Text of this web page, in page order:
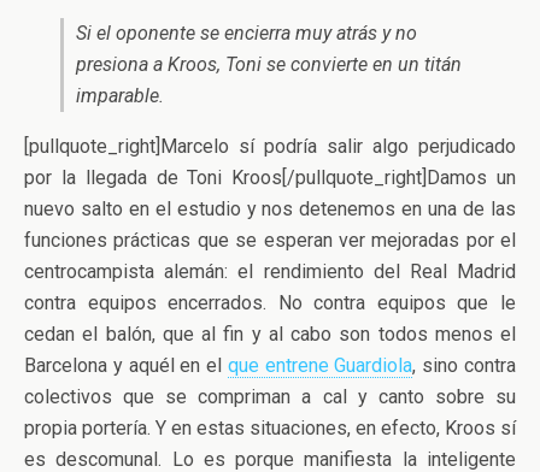
Si el oponente se encierra muy atrás y no
presiona a Kroos, Toni se convierte en un titán
imparable.
[pullquote_right]Marcelo sí podría salir algo perjudicado
por la llegada de Toni Kroos[/pullquote_right]Damos un
nuevo salto en el estudio y nos detenemos en una de las
funciones prácticas que se esperan ver mejoradas por el
centrocampista alemán: el rendimiento del Real Madrid
contra equipos encerrados. No contra equipos que le
cedan el balón, que al fin y al cabo son todos menos el
Barcelona y aquél en el que entrene Guardiola, sino contra
colectivos que se compriman a cal y canto sobre su
propia portería. Y en estas situaciones, en efecto, Kroos sí
es descomunal. Lo es porque manifiesta la inteligente